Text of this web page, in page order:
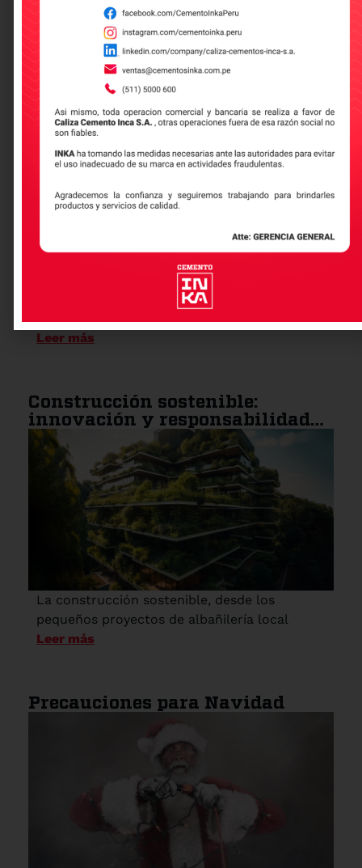
generado la extinción de muchas plantas de los
ecosistemas e incluso algunos animales.
Recomendados
segunda estrella de carbono: un
paso más hacia la
sostenibilidad
Que es la huella de carbono
Leer más
Construcción sostenible:
innovación y responsabilidad
ambiental en la industria
La construcción sostenible, desde los
pequeños proyectos de albañilería local
Leer más
Precauciones para Navidad